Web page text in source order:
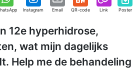
Instagram Email QR-code Link Poster
12e hyperhidrose,
wat mijn dagelijks
Help me de behandeling